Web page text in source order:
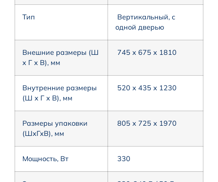
Тип
Вертикальный, с
одной дверью
Внешние размеры (Ш
х Г х В), мм
745 x 675 x 1810
Внутренние размеры
(Ш х Г х В), мм
520 х 435 х 1230
Размеры упаковки
(ШхГхВ), мм
805 х 725 х 1970
Мощность, Вт 330